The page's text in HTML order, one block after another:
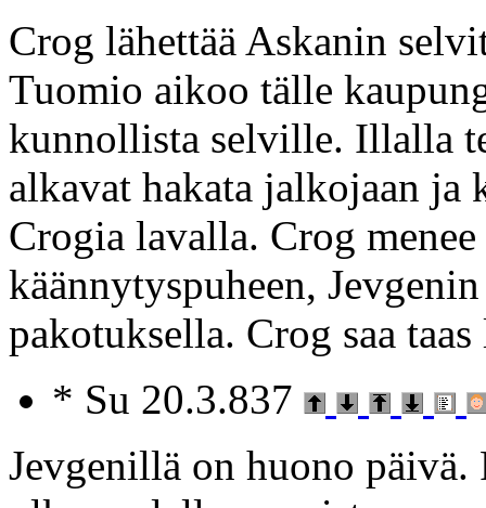
Crog lähettää Askanin
Tuomio aikoo tälle
kunnollista selville. Illalla
alkavat hakata jalkojaan ja
Crogia lavalla. Crog
käännytyspuheen,
pakotuksella. Crog saa
* Su 20.3.837
Jevgenillä on huono